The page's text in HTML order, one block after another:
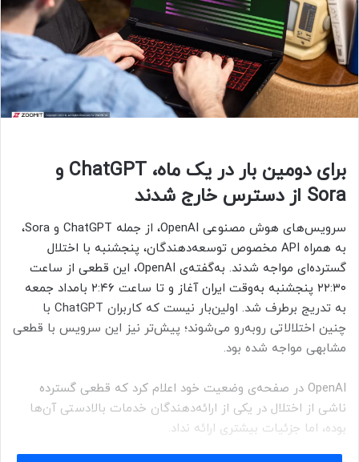
برای دومین بار در یک ماه، ChatGPT و
Sora از دسترس خارج شدند
سرویس‌های هوش مصنوعی OpenAI، از جمله ChatGPT و Sora،
به همراه API مخصوص توسعه‌دهندگان، پنجشنبه با اختلال
گسترده‌ای مواجه شدند. به‌گفته‌ی OpenAI، این قطعی از ساعت
۲۲:۳۰ پنجشنبه به‌وقت ایران آغاز و تا ساعت ۲:۴۶ بامداد جمعه
به تدریج برطرف شد. اولین‌بار نیست که کاربران ChatGPT با
چنین اختلالاتی روبه‌رو می‌شوند؛ پیش‌تر نیز این سرویس با قطعی
مشابهی مواجه شده بود.
OpenAI در صفحه‌ی وضعیت خود اعلام کرد که قطعی گسترده
ناشی از اختلال در یکی از ارائه‌دهندگان خدمات بالادستی آن‌ها
بوده، اما جزئیات بیشتری ارائه نداد.